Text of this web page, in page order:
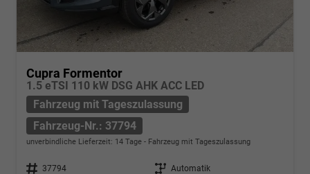
Cupra Formentor
1.5 eTSI 110 kW DSG AHK ACC LED
Fahrzeug mit Tageszulassung
Fahrzeug-Nr.: 37794
unverbindliche Lieferzeit: 14 Tage Fahrzeug mit Tageszulassung
Fahrzeug-Nr. 37794 Getriebe Automatik